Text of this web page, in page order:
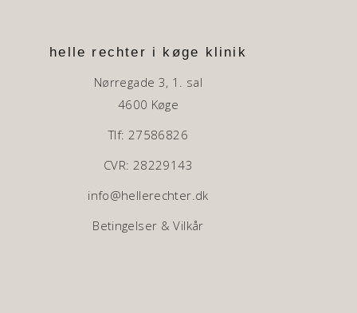
helle rechter i køge klinik
Nørregade 3, 1. sal
4600 Køge
Tlf: 27586826
CVR: 28229143
info@hellerechter.dk
Betingelser & Vilkår